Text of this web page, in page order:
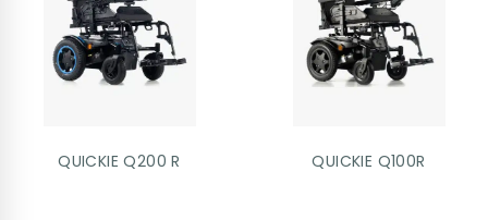
QUICKIE Q200 R QUICKIE Q100R